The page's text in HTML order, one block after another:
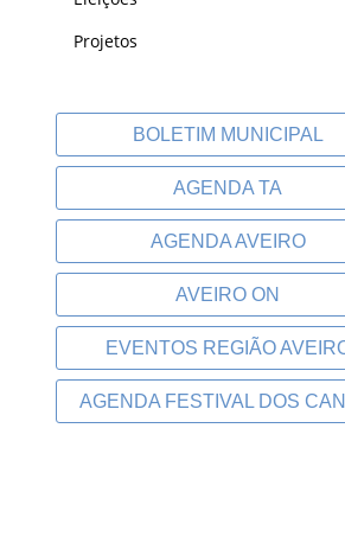
Projetos
BOLETIM MUNICIPAL
AGENDA TA
AGENDA AVEIRO
AVEIRO ON
EVENTOS REGIÃO
AGENDA FESTIVAL DOS